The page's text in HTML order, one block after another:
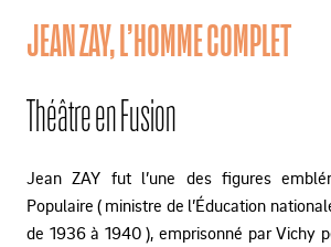
JEAN ZAY, L’HOMME COMPLET
Théâtre en Fusion
Jean ZAY fut l’une des figures
Populaire ( ministre de l’Éducation
de 1936 à 1940 ), emprisonné par Vichy